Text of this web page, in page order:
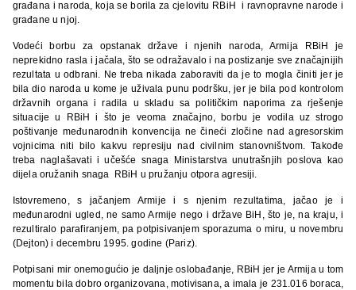
građana i naroda, koja se borila za cjelovitu RBiH i ravnopravne narode i
građane u njoj.
Vodeći borbu za opstanak države i njenih naroda, Armija RBiH je
neprekidno rasla i jačala, što se odražavalo i na postizanje sve značajnijih
rezultata u odbrani. Ne treba nikada zaboraviti da je to mogla činiti jer je
bila dio naroda u kome je uživala punu podršku, jer je bila pod kontrolom
državnih organa i radila u skladu sa političkim naporima za rješenje
situacije u RBiH i što je veoma značajno, borbu je vodila uz strogo
poštivanje međunarodnih konvencija ne čineći zločine nad agresorskim
vojnicima niti bilo kakvu represiju nad civilnim stanovništvom. Takođe
treba naglašavati i učešće snaga Ministarstva unutrašnjih poslova kao
dijela oružanih snaga RBiH u pružanju otpora agresiji.
Istovremeno, s jačanjem Armije i s njenim rezultatima, jačao je i
međunarodni ugled, ne samo Armije nego i države BiH, što je, na kraju, i
rezultiralo parafiranjem, pa potpisivanjem sporazuma o miru, u novembru
(Dejton) i decembru 1995. godine (Pariz).
Potpisani mir onemogućio je daljnje oslobađanje, RBiH jer je Armija u tom
momentu bila dobro organizovana, motivisana, a imala je 231.016 boraca,